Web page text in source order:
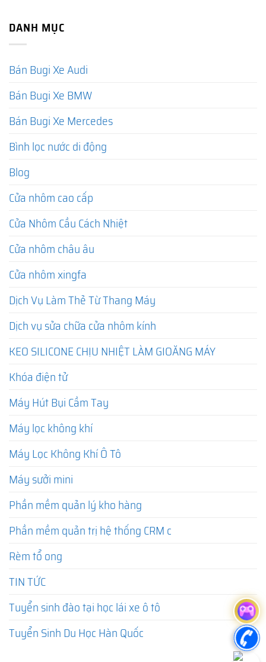
DANH MỤC
Bán Bugi Xe Audi
Bán Bugi Xe BMW
Bán Bugi Xe Mercedes
Bình lọc nước di động
Blog
Cửa nhôm cao cấp
Cửa Nhôm Cầu Cách Nhiệt
Cửa nhôm châu âu
Cửa nhôm xingfa
Dịch Vụ Làm Thẻ Từ Thang Máy
Dịch vụ sửa chữa cửa nhôm kính
KEO SILICONE CHỊU NHIỆT LÀM GIOĂNG MÁY
Khóa điện tử
Máy Hút Bụi Cầm Tay
Máy lọc không khí
Máy Lọc Không Khí Ô Tô
Máy sưởi mini
Phần mềm quản lý kho hàng
Phần mềm quản trị hệ thống CRM c
Rèm tổ ong
TIN TỨC
Tuyển sinh đào tại học lái xe ô tô
Tuyển Sinh Du Học Hàn Quốc